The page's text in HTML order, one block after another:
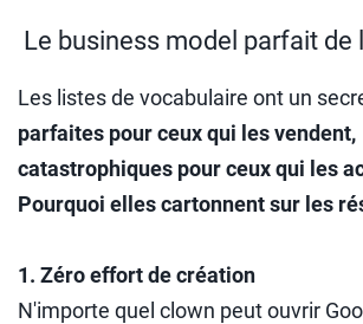
Le business model parfait de
Les listes de vocabulaire ont un
parfaites pour ceux qui les vendent,
catastrophiques pour ceux qui les
Pourquoi elles cartonnent sur les
1. Zéro effort de création
N'importe quel clown peut ouvrir